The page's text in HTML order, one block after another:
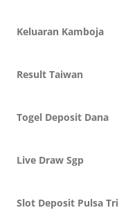
Keluaran Kamboja
Result Taiwan
Togel Deposit Dana
Live Draw Sgp
Slot Deposit Pulsa Tri